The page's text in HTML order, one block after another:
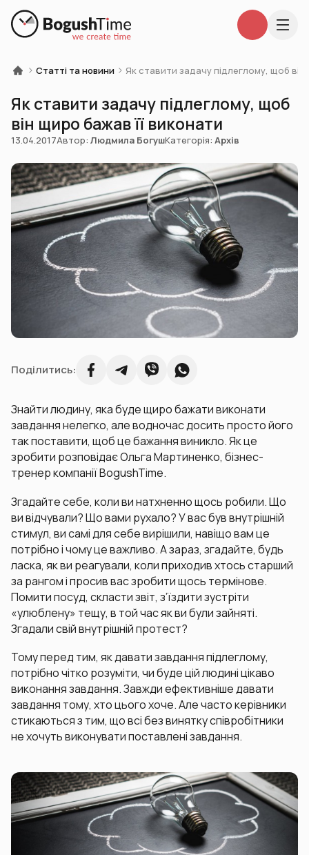
Статті та новини Як ставити задачу підлеглому, щоб він
Як ставити задачу підлеглому, щоб
він щиро бажав її виконати
13.04.2017Автор: Людмила БогушКатегорія: Архів
Поділитись:
Знайти людину, яка буде щиро бажати виконати
завдання нелегко, але водночас досить просто його
так поставити, щоб це бажання виникло. Як це
зробити розповідає Ольга Мартиненко, бізнес-
тренер компанії BogushTime.
Згадайте себе, коли ви натхненно щось робили. Що
ви відчували? Що вами рухало? У вас був внутрішній
стимул, ви самі для себе вирішили, навіщо вам це
потрібно і чому це важливо. А зараз, згадайте, будь
ласка, як ви реагували, коли приходив хтось старший
за рангом і просив вас зробити щось термінове.
Помити посуд, скласти звіт, з’їздити зустріти
«улюблену» тещу, в той час як ви були зайняті.
Згадали свій внутрішній протест?
Тому перед тим, як давати завдання підлеглому,
потрібно чітко розуміти, чи буде цій людині цікаво
виконання завдання. Завжди ефективніше давати
завдання тому, хто цього хоче. Але часто керівники
стикаються з тим, що всі без винятку співробітники
не хочуть виконувати поставлені завдання.